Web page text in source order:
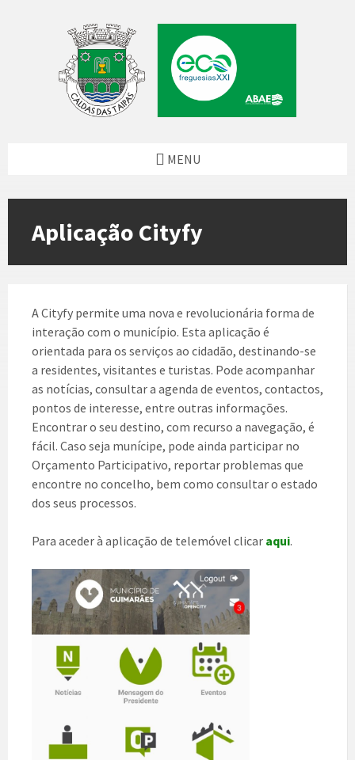
MENU
Aplicação Cityfy
A Cityfy permite uma nova e revolucionária forma de
interação com o município. Esta aplicação é
orientada para os serviços ao cidadão, destinando-se
a residentes, visitantes e turistas. Pode acompanhar
as notícias, consultar a agenda de eventos, contactos,
pontos de interesse, entre outras informações.
Encontrar o seu destino, com recurso a navegação, é
fácil. Caso seja munícipe, pode ainda participar no
Orçamento Participativo, reportar problemas que
encontre no concelho, bem como consultar o estado
dos seus processos.
Para aceder à aplicação de telemóvel clicar aqui.